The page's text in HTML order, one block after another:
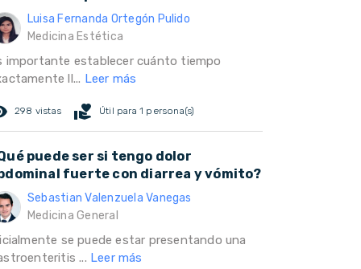
Luisa Fernanda Ortegón Pulido
Medicina Estética
importante establecer cuánto tiempo
ll... Leer más
298 vistas volunteer_activism Útil para 1 persona(s)
puede ser si tengo dolor
fuerte con diarrea y vómito?
Sebastian Valenzuela Vanegas
Medicina General
se puede estar presentando una
... Leer más